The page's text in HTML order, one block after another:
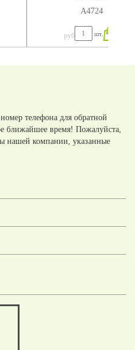
А4724
руб шт.
телефона для обратной
ближайшее время! Пожалуйста,
нашей компании, указанные